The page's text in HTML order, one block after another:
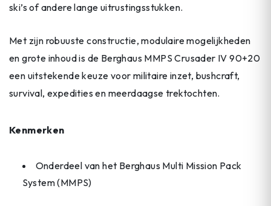
ski’s of andere lange uitrustingsstukken.
Met zijn robuuste constructie, modulaire mogelijkheden
en grote inhoud is de Berghaus MMPS Crusader IV 90+20
een uitstekende keuze voor militaire inzet, bushcraft,
survival, expedities en meerdaagse trektochten.
Kenmerken
Onderdeel van het Berghaus Multi Mission Pack
System (MMPS)